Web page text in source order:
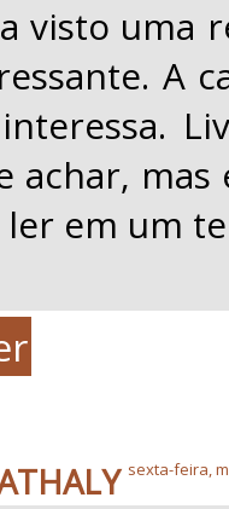
visto uma
A
achar,
em um
sexta-feira,